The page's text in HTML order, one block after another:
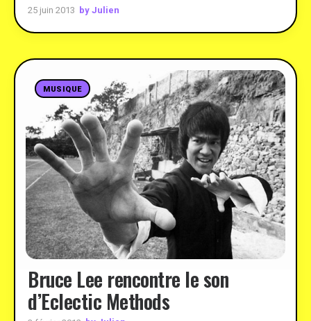
25 juin 2013 by Julien
MUSIQUE
Bruce Lee rencontre le son
d’Eclectic Methods